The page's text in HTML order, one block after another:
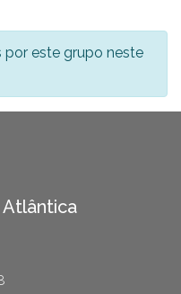
por este grupo neste
Atlântica